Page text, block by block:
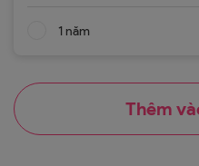
1 năm
Thêm